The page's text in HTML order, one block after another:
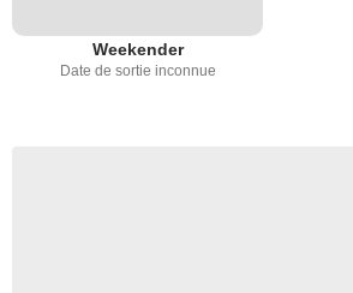
Weekender
Date de sortie inconnue